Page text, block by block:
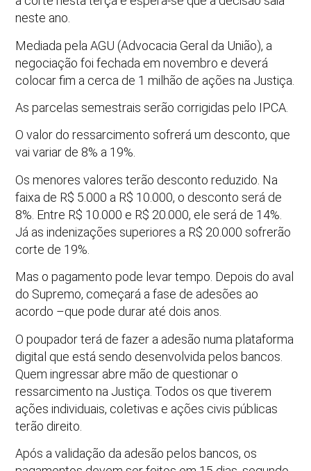
neste ano.
Mediada pela AGU (Advocacia Geral da União), a
negociação foi fechada em novembro e deverá
colocar fim a cerca de 1 milhão de ações na Justiça.
As parcelas semestrais serão corrigidas pelo IPCA.
O valor do ressarcimento sofrerá um desconto, que
vai variar de 8% a 19%.
Os menores valores terão desconto reduzido. Na
faixa de R$ 5.000 a R$ 10.000, o desconto será de
8%. Entre R$ 10.000 e R$ 20.000, ele será de 14%.
Já as indenizações superiores a R$ 20.000 sofrerão
corte de 19%.
Mas o pagamento pode levar tempo. Depois do aval
do Supremo, começará a fase de adesões ao
acordo –que pode durar até dois anos.
O poupador terá de fazer a adesão numa plataforma
digital que está sendo desenvolvida pelos bancos.
Quem ingressar abre mão de questionar o
ressarcimento na Justiça. Todos os que tiverem
ações individuais, coletivas e ações civis públicas
terão direito.
Após a validação da adesão pelos bancos, os